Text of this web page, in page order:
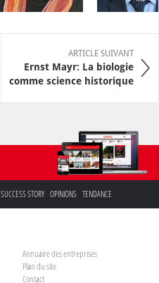
ARTICLE SUIVANT
Ernst Mayr: La biologie
comme science historique
SUCCESS STORY OPINIONS TENDANCE
Annuaire des entreprises
Plan du site
Contact